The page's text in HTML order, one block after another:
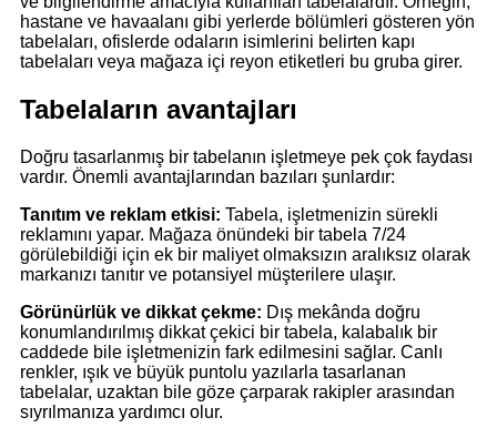
hastane ve havaalanı gibi yerlerde bölümleri gösteren yön
tabelaları, ofislerde odaların isimlerini belirten kapı
tabelaları veya mağaza içi reyon etiketleri bu gruba girer.
Tabelaların avantajları
Doğru tasarlanmış bir tabelanın işletmeye pek çok faydası
vardır. Önemli avantajlarından bazıları şunlardır:
Tanıtım ve reklam etkisi: Tabela, işletmenizin sürekli
reklamını yapar. Mağaza önündeki bir tabela 7/24
görülebildiği için ek bir maliyet olmaksızın aralıksız olarak
markanızı tanıtır ve potansiyel müşterilere ulaşır.
Görünürlük ve dikkat çekme: Dış mekânda doğru
konumlandırılmış dikkat çekici bir tabela, kalabalık bir
caddede bile işletmenizin fark edilmesini sağlar. Canlı
renkler, ışık ve büyük puntolu yazılarla tasarlanan
tabelalar, uzaktan bile göze çarparak rakipler arasından
sıyrılmanıza yardımcı olur.